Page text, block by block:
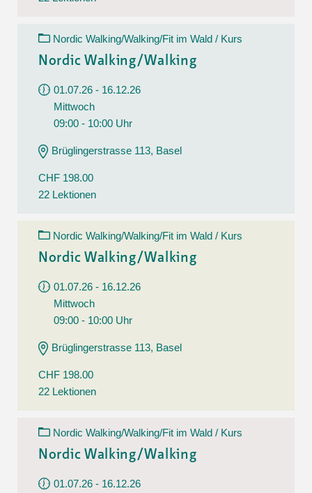
Nordic Walking/Walking/Fit im Wald / Kurs
Nordic Walking/Walking
01.07.26 - 16.12.26
Mittwoch
09:00 - 10:00 Uhr
Brüglingerstrasse 113, Basel
CHF 198.00
22 Lektionen
Nordic Walking/Walking/Fit im Wald / Kurs
Nordic Walking/Walking
01.07.26 - 16.12.26
Mittwoch
09:00 - 10:00 Uhr
Brüglingerstrasse 113, Basel
CHF 198.00
22 Lektionen
Nordic Walking/Walking/Fit im Wald / Kurs
Nordic Walking/Walking
01.07.26 - 16.12.26